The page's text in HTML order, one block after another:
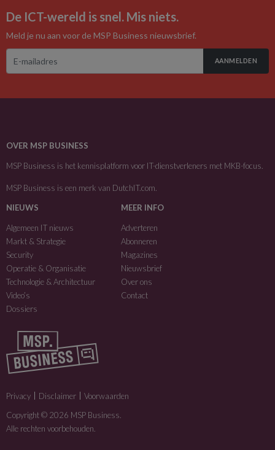
De ICT-wereld is snel. Mis niets.
Meld je nu aan voor de MSP Business nieuwsbrief.
AANMELDEN
OVER MSP BUSINESS
MSP Business is het kennisplatform voor IT-dienstverleners met MKB-focus.
MSP Business is een merk van DutchIT.com.
NIEUWS
Algemeen IT nieuws
Markt & Strategie
Security
Operatie & Organisatie
Technologie & Architectuur
Video’s
Dossiers
MEER INFO
Adverteren
Abonneren
Magazines
Nieuwsbrief
Over ons
Contact
Privacy Disclaimer
Voorwaarden
Copyright © 2026 MSP Business.
Alle rechten voorbehouden.